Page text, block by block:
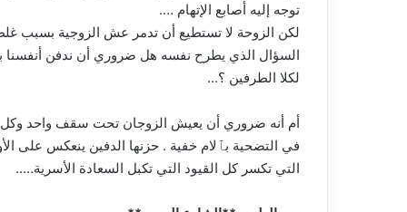
توجه إليه أصابع الإتهام ….
لكن الزوحة لا تستطيع أن تدمر عش الزوجية بسبب
السؤال الذي يطرح نفسه هل ضروري أن ندفن أنفسنا
لكلا الطرفين ؟…
أم أنه ضروري أن يعيش الزوجان تحت سقف واحد وكل
في التضحية بٱلام خفية . حزنها الدفين ينعكس على
التي تكسر كل القيود التي تكبل السعادة الأسرية…..